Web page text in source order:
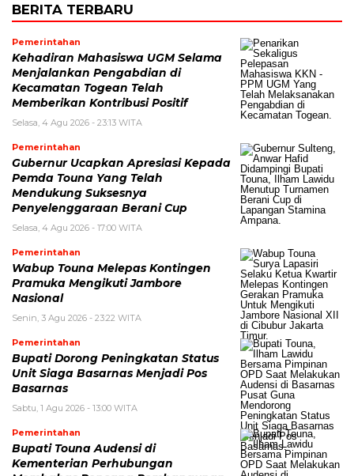
BERITA TERBARU
Pemerintahan
Kehadiran Mahasiswa UGM Selama
Menjalankan Pengabdian di
Kecamatan Togean Telah
Memberikan Kontribusi Positif
Selasa, 4 Agu 2026 - 23:13 WITA
Pemerintahan
Gubernur Ucapkan Apresiasi Kepada
Pemda Touna Yang Telah
Mendukung Suksesnya
Penyelenggaraan Berani Cup
Selasa, 4 Agu 2026 - 17:00 WITA
Pemerintahan
Wabup Touna Melepas Kontingen
Pramuka Mengikuti Jambore
Nasional
Senin, 3 Agu 2026 - 23:22 WITA
Pemerintahan
Bupati Dorong Peningkatan Status
Unit Siaga Basarnas Menjadi Pos
Basarnas
Sabtu, 1 Agu 2026 - 13:00 WITA
Pemerintahan
Bupati Touna Audensi di
Kementerian Perhubungan